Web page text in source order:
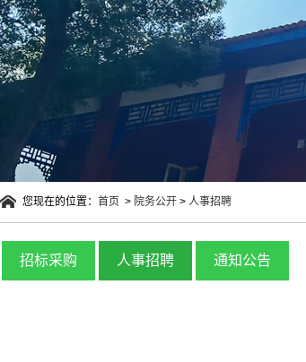
您现在的位置： 首页 > 院务公开 > 人事招聘
招标采购 人事招聘 通知公告